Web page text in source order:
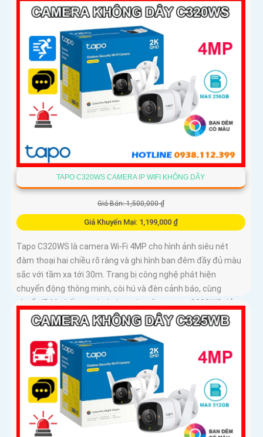
pháp an ninh toàn diện, với khe cắm thẻ nhớ hỗ trợ tới 512GB
TAPO C320WS CAMERA IP WIFI KHÔNG DÂY
Giá Bán: 1,500,000 ₫
Giá Khuyến Mại: 1,199,000 ₫
Tapo C320WS là camera Wi-Fi 4MP cho hình ảnh siêu nét
đàm thoại hai chiều rõ ràng và ghi hình ban đêm đầy đủ màu
sắc với tầm xa tới 30m. Trang bị công nghệ phát hiện
chuyển động thông minh, còi hú và đèn cảnh báo, cùng
chuẩn IP66 chống nước bụi mạnh mẽ, camera C320WS đảm
bảo an ninh vững chắc trong mọi điều kiện thời tiết độ bền